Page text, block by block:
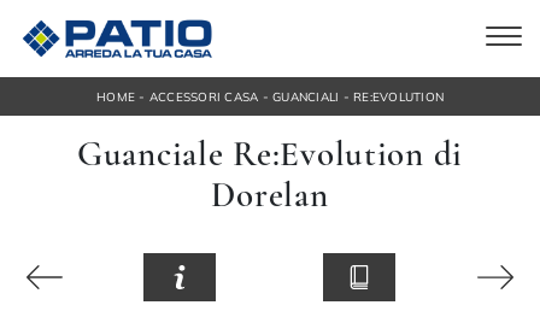
HOME - ACCESSORI CASA - GUANCIALI - RE:EVOLUTION
Guanciale Re:Evolution di
Dorelan